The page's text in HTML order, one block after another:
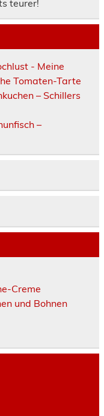
teurer!
- Meine
Tomaten-Tarte
– Schillers
–
Creme
und Bohnen